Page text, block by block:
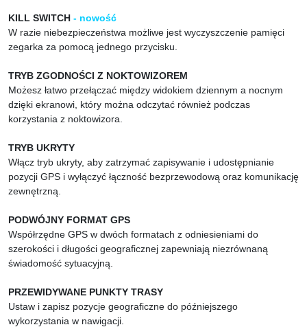
KILL SWITCH - nowość
W razie niebezpieczeństwa możliwe jest wyczyszczenie pamięci
zegarka za pomocą jednego przycisku.
TRYB ZGODNOŚCI Z NOKTOWIZOREM
Możesz łatwo przełączać między widokiem dziennym a nocnym
dzięki ekranowi, który można odczytać również podczas
korzystania z noktowizora.
TRYB UKRYTY
Włącz tryb ukryty, aby zatrzymać zapisywanie i udostępnianie
pozycji GPS i wyłączyć łączność bezprzewodową oraz komunikację
zewnętrzną.
PODWÓJNY FORMAT GPS
Współrzędne GPS w dwóch formatach z odniesieniami do
szerokości i długości geograficznej zapewniają niezrównaną
świadomość sytuacyjną.
PRZEWIDYWANE PUNKTY TRASY
Ustaw i zapisz pozycje geograficzne do późniejszego
wykorzystania w nawigacji.